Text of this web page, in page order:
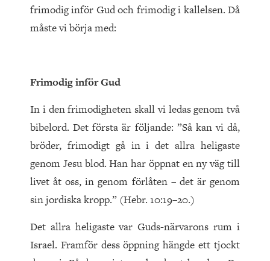
frimodig inför Gud och frimodig i kallelsen. Då
måste vi börja med:
Frimodig inför Gud
In i den frimodigheten skall vi ledas genom två
bibelord. Det första är följande: ”Så kan vi då,
bröder, frimodigt gå in i det allra heligaste
genom Jesu blod. Han har öppnat en ny väg till
livet åt oss, in genom förlåten – det är genom
sin jordiska kropp.” (Hebr. 10:19–20.)
Det allra heligaste var Guds-närvarons rum i
Israel. Framför dess öppning hängde ett tjockt